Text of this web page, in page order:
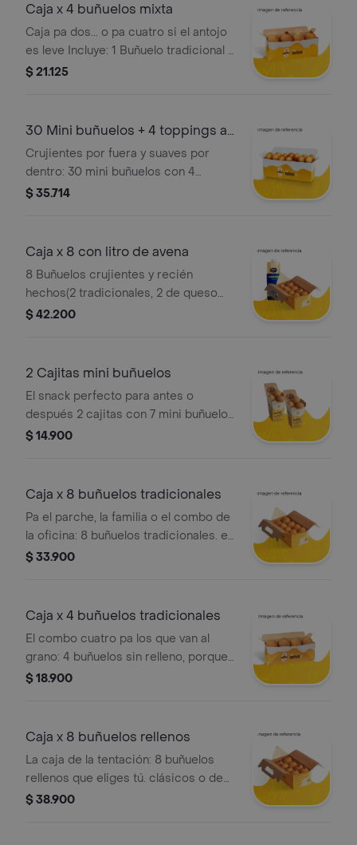
Caja x 4 buñuelos mixta
Caja pa dos... o pa cuatro si el antojo
es leve Incluye: 1 Buñuelo tradicional y
eliges los otros 3 sabores
$ 21.125
30 Mini buñuelos + 4 toppings a
elección
Crujientes por fuera y suaves por
dentro: 30 mini buñuelos con 4
toppings a tu elección. la caja
$ 35.714
Caja x 8 con litro de avena
8 Buñuelos crujientes y recién
hechos(2 tradicionales, 2 de queso
mozzarella y 4 rellenos a tu gusto) +
$ 42.200
2 Cajitas mini buñuelos
El snack perfecto para antes o
después 2 cajitas con 7 mini buñuelos
cada una + su topping a elección. pa
$ 14.900
Caja x 8 buñuelos tradicionales
Pa el parche, la familia o el combo de
la oficina: 8 buñuelos tradicionales. el
clásico que nunca falla.
$ 33.900
Caja x 4 buñuelos tradicionales
El combo cuatro pa los que van al
grano: 4 buñuelos sin relleno, porque
lo clásico nunca pasa de moda.
$ 18.900
Caja x 8 buñuelos rellenos
La caja de la tentación: 8 buñuelos
rellenos que eliges tú. clásicos o de
temporada. la excusa perfecta pa
$ 38.900